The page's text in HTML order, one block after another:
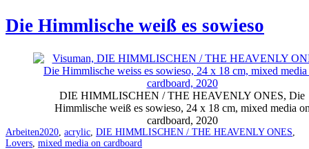
Die Himmlische weiß es sowieso
DIE HIMMLISCHEN / THE HEAVENLY ONES, Die
Himmlische weiß es sowieso, 24 x 18 cm, mixed media
cardboard, 2020
Categorized
as
ArbeitenTagged
2020 acrylic DIE HIMMLISCHEN / THE HEAVENLY ONES
Lovers mixed media on cardboard